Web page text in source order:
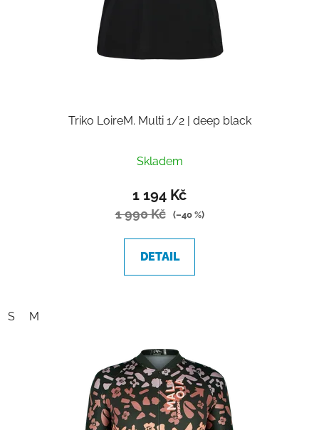
Triko LoireM. Multi 1/2 | deep black
Skladem
1 194 Kč
1 990 Kč (–40 %)
DETAIL
S M